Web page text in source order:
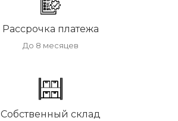
Рассрочка платежа
До 8 месяцев
Собственный склад